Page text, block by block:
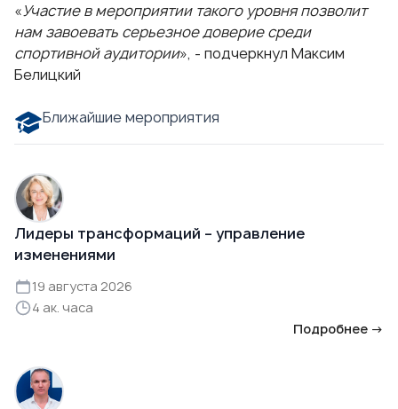
«Участие в мероприятии такого уровня позволит
нам завоевать серьезное доверие среди
спортивной аудитории», - подчеркнул Максим
Белицкий
Ближайшие мероприятия
Лидеры трансформаций – управление
изменениями
19 августа 2026
4 ак. часа
Подробнее →